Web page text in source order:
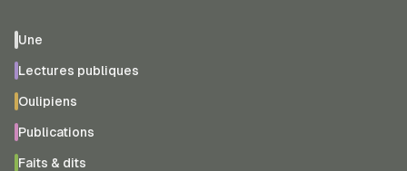
Une
Lectures publiques
Oulipiens
Publications
Faits & dits